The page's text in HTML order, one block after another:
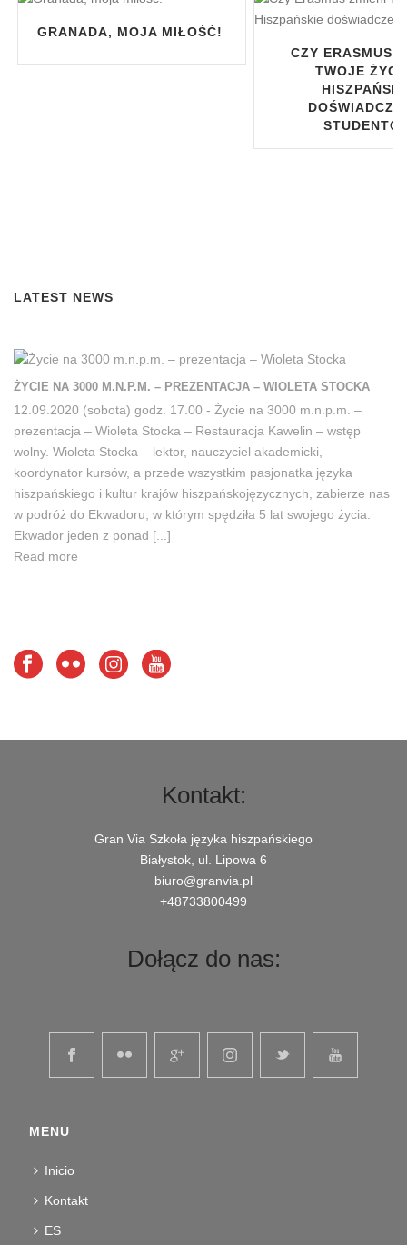
MIŁOŚĆ!
CZY ERASMUS ZMIENI
KRAJ
LATEST NEWS
ŻYCIE NA 3000 M.N.P.M. – PREZENTACJA – WIOLETA STOCKA
12.09.2020 (sobota) godz. 17.00 - Życie na 3000 m.n.p.m. –
prezentacja – Wioleta Stocka – Restauracja Kawelin – wstęp
wolny. Wioleta Stocka – lektor, nauczyciel akademicki,
koordynator kursów, a przede wszystkim pasjonatka języka
hiszpańskiego i kultur krajów hiszpańskojęzycznych, zabierze nas
w podróż do Ekwadoru, w którym spędziła 5 lat swojego życia.
Ekwador jeden z ponad [...]
Read more
Kontakt:
Gran Via Szkoła języka hiszpańskiego
Białystok, ul. Lipowa 6
biuro@granvia.pl
+48733800499
Dołącz do nas:
MENU
Inicio
Kontakt
ES